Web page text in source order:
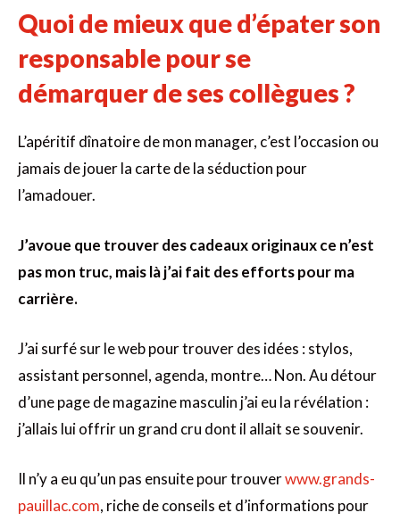
Quoi de mieux que d’épater son
responsable pour se
démarquer de ses collègues ?
L’apéritif dînatoire de mon manager, c’est l’occasion ou
jamais de jouer la carte de la séduction pour
l’amadouer.
J’avoue que trouver des cadeaux originaux ce n’est
pas mon truc, mais là j’ai fait des efforts pour ma
carrière.
J’ai surfé sur le web pour trouver des idées : stylos,
assistant personnel, agenda, montre… Non. Au détour
d’une page de magazine masculin j’ai eu la révélation :
j’allais lui offrir un grand cru dont il allait se souvenir.
Il n’y a eu qu’un pas ensuite pour trouverwww.grands-
pauillac.com, riche de conseils et d’informations pour